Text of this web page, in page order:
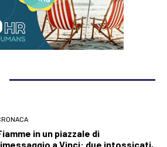
in un piazzale di
a Vinci: due intossicati,